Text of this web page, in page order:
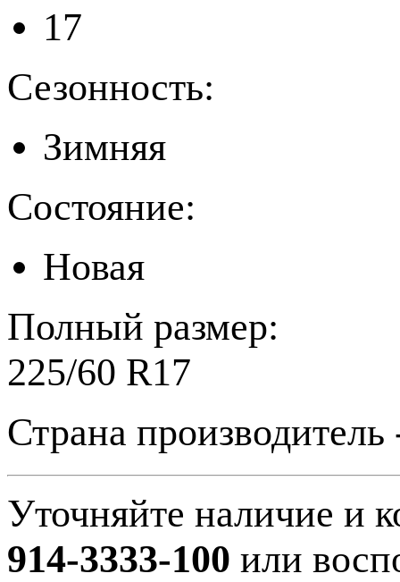
17
Сезонность:
Зимняя
Состояние:
Новая
Полный размер:
225/60 R17
Страна
Уточняйте наличие и
914-3333-100 или